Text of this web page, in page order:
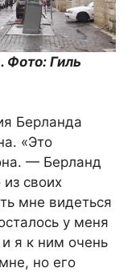
Гиль
Берланда
«Это
— Берланд
своих
мне видеться
у меня
я к ним очень
но его